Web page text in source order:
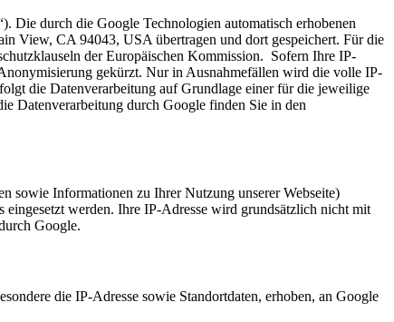
Die durch die Google Technologien automatisch erhobenen
View, CA 94043, USA übertragen und dort gespeichert. Für die
der Europäischen Kommission. Sofern Ihre IP-
gekürzt. Nur in Ausnahmefällen wird die volle IP-
die Datenverarbeitung auf Grundlage einer für die jeweilige
Datenverarbeitung durch Google finden Sie in den
sowie Informationen zu Ihrer Nutzung unserer Webseite)
werden. Ihre IP-Adresse wird grundsätzlich nicht mit
Google.
die IP-Adresse sowie Standortdaten, erhoben, an Google